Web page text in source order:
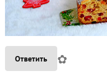
Ответить ✿